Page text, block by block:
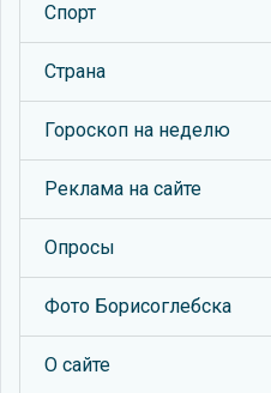
Спорт
Страна
Гороскоп на неделю
Реклама на сайте
Опросы
Фото Борисоглебска
О сайте